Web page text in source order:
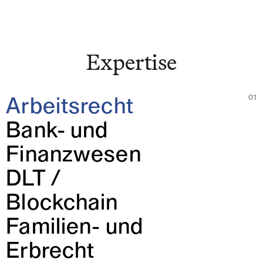
Expertise
Team
News & Insights
Über uns
Karriere
Kontakt Zürich
Löwenstrasse 1
8001 Zürich
Expertise
Arbeitsrecht
Bank- und
Finanzwesen
DLT /
Blockchain
Familien- und
Erbrecht
01